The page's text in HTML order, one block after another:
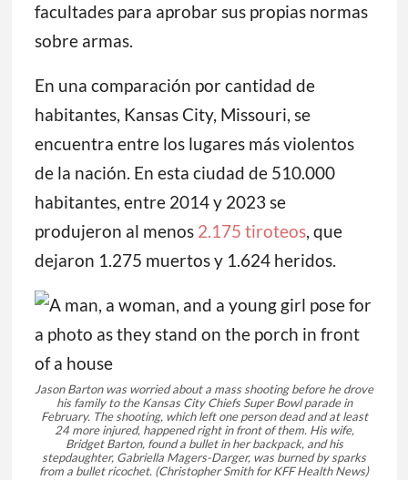
facultades para aprobar sus propias normas
sobre armas.
En una comparación por cantidad de
habitantes, Kansas City, Missouri, se
encuentra entre los lugares más violentos
de la nación. En esta ciudad de 510.000
habitantes, entre 2014 y 2023 se
produjeron al menos 2.175 tiroteos, que
dejaron 1.275 muertos y 1.624 heridos.
Jason Barton was worried about a mass shooting before he drove
his family to the Kansas City Chiefs Super Bowl parade in
February. The shooting, which left one person dead and at least
24 more injured, happened right in front of them. His wife,
Bridget Barton, found a bullet in her backpack, and his
stepdaughter, Gabriella Magers-Darger, was burned by sparks
from a bullet ricochet. (Christopher Smith for KFF Health News)